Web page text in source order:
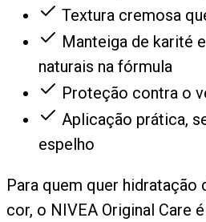
Textura cremosa
Manteiga de karité
naturais na fórmula
Proteção contra o
Aplicação prática,
espelho
Para quem quer hidratação
cor, o NIVEA Original Care